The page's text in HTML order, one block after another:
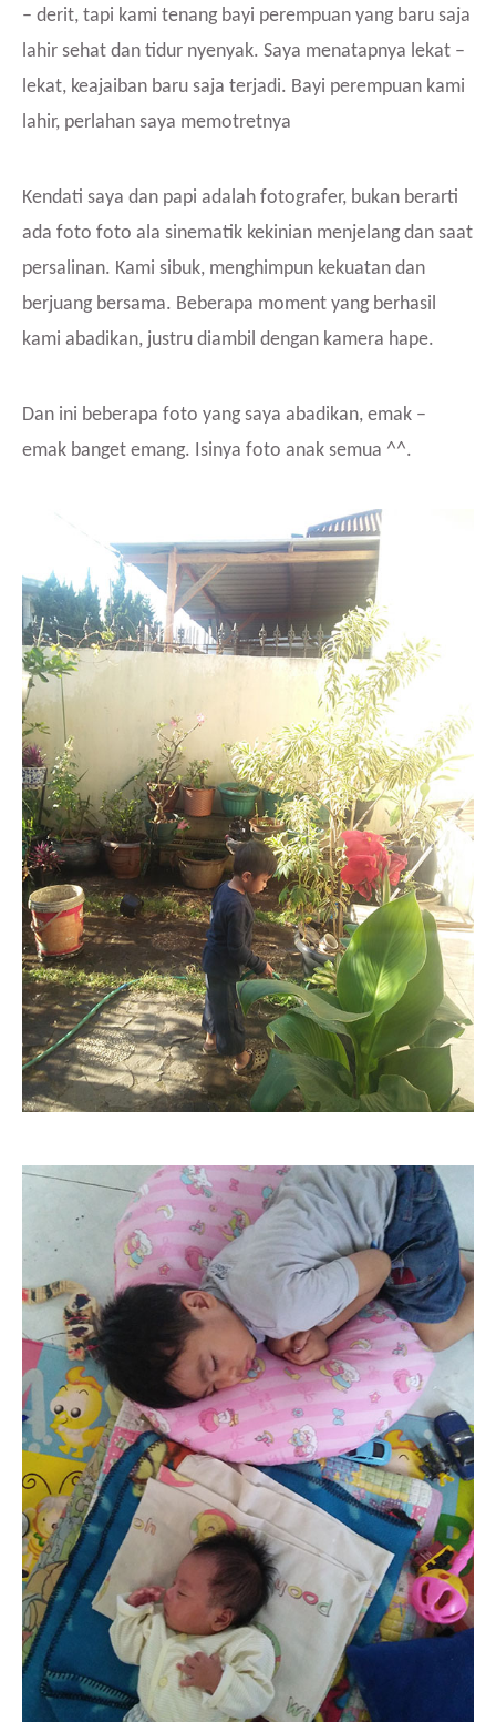
– derit, tapi kami tenang bayi perempuan yang baru saja
lahir sehat dan tidur nyenyak. Saya menatapnya lekat –
lekat, keajaiban baru saja terjadi. Bayi perempuan kami
lahir, perlahan saya memotretnya
Kendati saya dan papi adalah fotografer, bukan berarti
ada foto foto ala sinematik kekinian menjelang dan saat
persalinan. Kami sibuk, menghimpun kekuatan dan
berjuang bersama. Beberapa moment yang berhasil
kami abadikan, justru diambil dengan kamera hape.
Dan ini beberapa foto yang saya abadikan, emak –
emak banget emang. Isinya foto anak semua ^^.